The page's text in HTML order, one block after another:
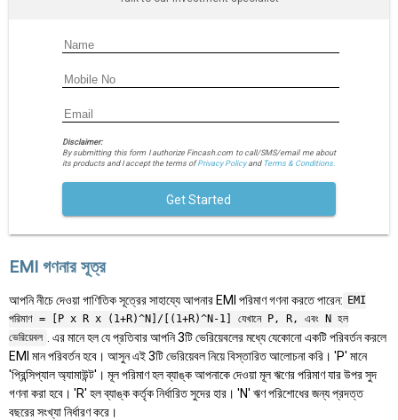
Disclaimer:
By submitting this form I authorize Fincash.com to call/SMS/email me about
its products and I accept the terms ofPrivacy Policyand Terms & Conditions.
Get Started
EMI গণনার সূত্র
আপনি নীচে দেওয়া গাণিতিক সূত্রের সাহায্যে আপনার EMI পরিমাণ গণনা করতে পারেন: EMI
পরিমাণ = [P x R x (1+R)^N]/[(1+R)^N-1] যেখানে P, R, এবং N হল
ভেরিয়েবল
. এর মানে হল যে প্রতিবার আপনি 3টি ভেরিয়েবলের মধ্যে যেকোনো একটি পরিবর্তন করলে
EMI মান পরিবর্তন হবে। আসুন এই 3টি ভেরিয়েবল নিয়ে বিস্তারিত আলোচনা করি। 'P' মানে
'প্রিন্সিপ্যাল অ্যামাউন্ট'। মূল পরিমাণ হল ব্যাঙ্ক আপনাকে দেওয়া মূল ঋণের পরিমাণ যার উপর সুদ
গণনা করা হবে। 'R' হল ব্যাঙ্ক কর্তৃক নির্ধারিত সুদের হার। 'N' ঋণ পরিশোধের জন্য প্রদত্ত
বছরের সংখ্যা নির্ধারণ করে।